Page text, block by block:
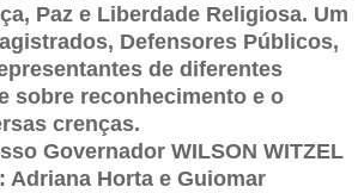
Paz e Liberdade Religiosa. Um
Defensores Públicos,
de diferentes
sobre reconhecimento e o
crenças.
Governador WILSON WITZEL
Adriana Horta e Guiomar